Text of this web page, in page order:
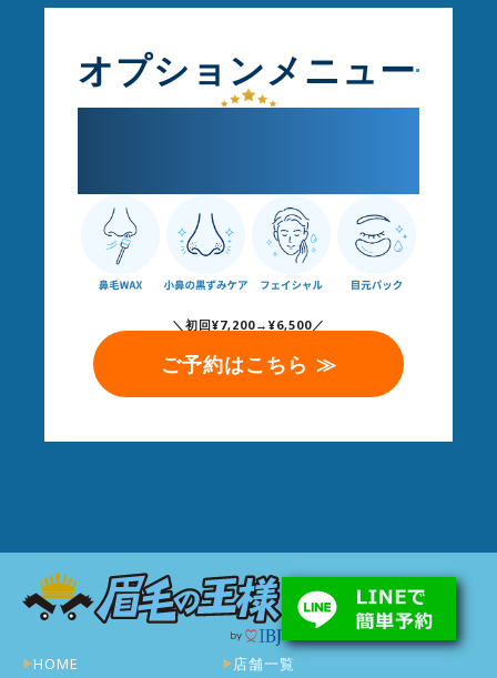
オプションメニュー
＼初回¥7,200→¥6,500／
ご予約はこちら ≫
HOME
店舗一覧